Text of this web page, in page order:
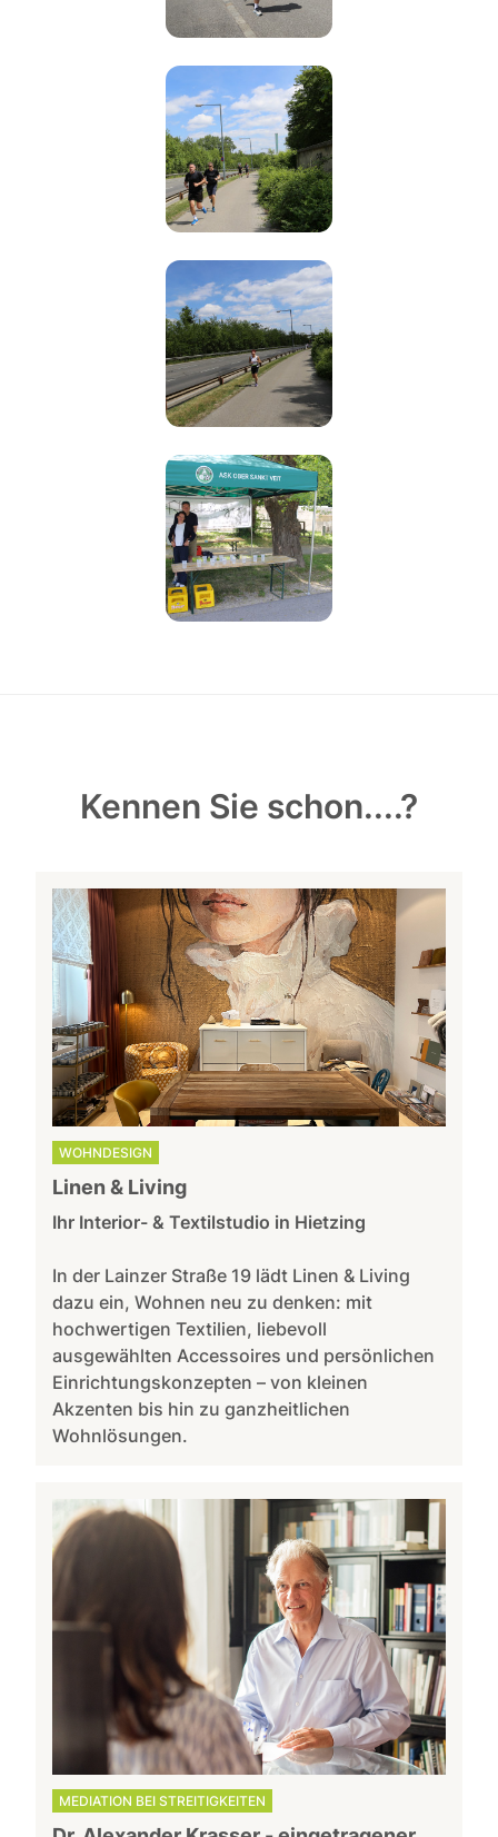
Kennen Sie schon....?
WOHNDESIGN
Linen & Living
Ihr Interior- & Textilstudio in Hietzing
In der Lainzer Straße 19 lädt Linen & Living
dazu ein, Wohnen neu zu denken: mit
hochwertigen Textilien, liebevoll
ausgewählten Accessoires und persönlichen
Einrichtungskonzepten – von kleinen
Akzenten bis hin zu ganzheitlichen
Wohnlösungen.
MEDIATION BEI STREITIGKEITEN